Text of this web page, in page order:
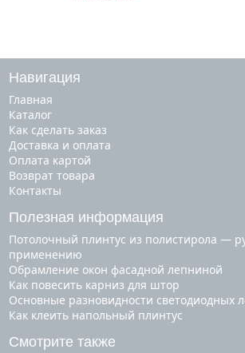
Навигация
Главная
Каталог
Как сделать заказ
Доставка и оплата
Оплата картой
Возврат товара
Контакты
Полезная информация
Потолочный плинтус из полистирола —
применению
Обрамление окон фасадной лепниной
Как повесить карниз для штор
Основные разновидности светодиодных
Как клеить напольный плинтус
Смотрите также